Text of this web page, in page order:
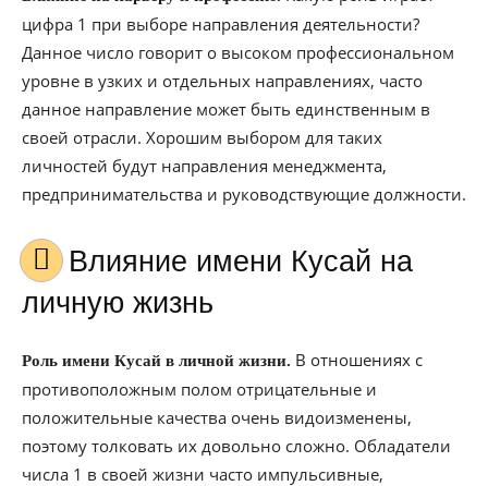
цифра 1 при выборе направления деятельности?
Данное число говорит о высоком профессиональном
уровне в узких и отдельных направлениях, часто
данное направление может быть единственным в
своей отрасли. Хорошим выбором для таких
личностей будут направления менеджмента,
предпринимательства и руководствующие должности.
Влияние имени Кусай на
личную жизнь
Роль имени Кусай в личной жизни. В отношениях с
противоположным полом отрицательные и
положительные качества очень видоизменены,
поэтому толковать их довольно сложно. Обладатели
числа 1 в своей жизни часто импульсивные,